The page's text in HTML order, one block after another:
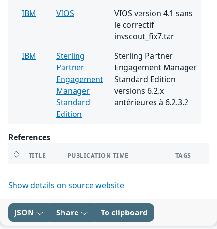
IBM VIOS
VIOS version 4.1 sans
le correctif
invscout_fix7.tar
IBM
Sterling
Partner
Engagement
Manager
Standard
Edition
Sterling Partner
Engagement Manager
Standard Edition
versions 6.2.x
antérieures à 6.2.3.2
References
TITLE PUBLICATION TIME TAGS
Show details on source website
JSON Share To clipboard